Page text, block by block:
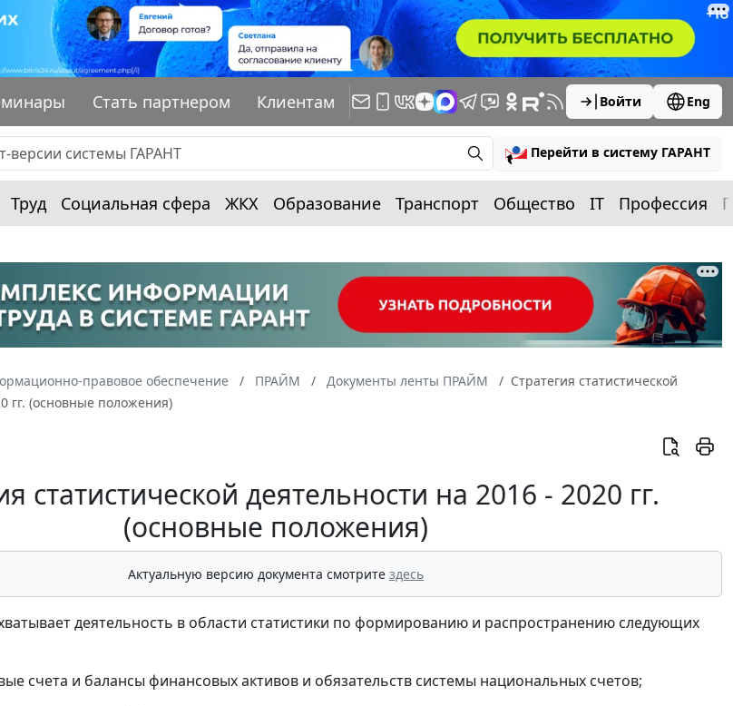
Стать партнером Клиентам Войти Eng
Перейти в систему ГАРАНТ
Труд Социальная сфера ЖКХ Образование Транспорт Общество IT Профессия
правовое обеспечение ПРАЙМ Документы ленты ПРАЙМ
Стратегия статистической
гг. (основные положения)
статистической деятельности на 2016 - 2020 гг.
(основные положения)
Актуальную версию документа смотрите здесь
деятельность в области статистики по формированию и распространению следующих
счета и балансы финансовых активов и обязательств системы национальных счетов;